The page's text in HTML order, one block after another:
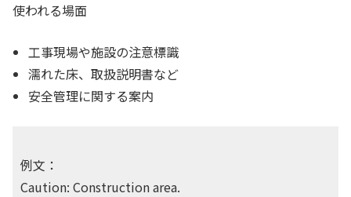
使われる場面
工事現場や施設の注意標識
濡れた床、取扱説明書など
安全管理に関する案内
例文：
Caution: Construction area.